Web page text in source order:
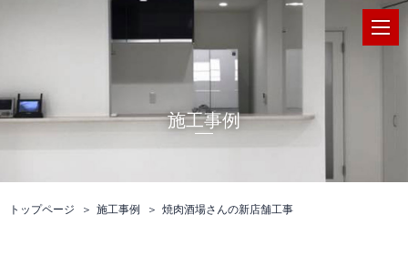
施工事例
トップページ 施工事例 焼肉酒場さんの新店舗工事